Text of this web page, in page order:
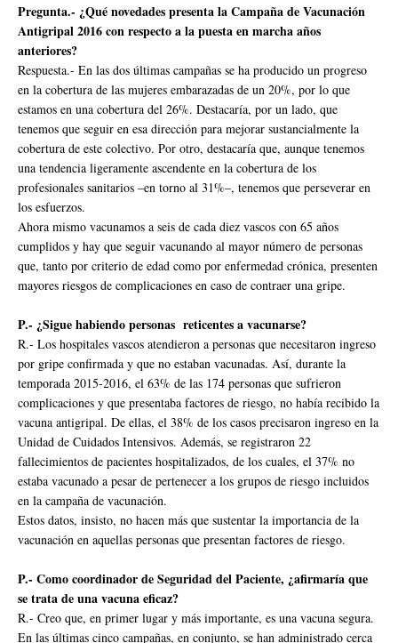
Pregunta.- ¿Qué novedades presenta la Campaña de Vacunación
Antigripal 2016 con respecto a la puesta en marcha años
anteriores?
Respuesta.- En las dos últimas campañas se ha producido un progreso
en la cobertura de las mujeres embarazadas de un 20%, por lo que
estamos en una cobertura del 26%. Destacaría, por un lado, que
tenemos que seguir en esa dirección para mejorar sustancialmente la
cobertura de este colectivo. Por otro, destacaría que, aunque tenemos
una tendencia ligeramente ascendente en la cobertura de los
profesionales sanitarios –en torno al 31%–, tenemos que perseverar en
los esfuerzos.
Ahora mismo vacunamos a seis de cada diez vascos con 65 años
cumplidos y hay que seguir vacunando al mayor número de personas
que, tanto por criterio de edad como por enfermedad crónica, presenten
mayores riesgos de complicaciones en caso de contraer una gripe.
P.- ¿Sigue habiendo personas reticentes a vacunarse?
R.- Los hospitales vascos atendieron a personas que necesitaron ingreso
por gripe confirmada y que no estaban vacunadas. Así, durante la
temporada 2015-2016, el 63% de las 174 personas que sufrieron
complicaciones y que presentaba factores de riesgo, no había recibido la
vacuna antigripal. De ellas, el 38% de los casos precisaron ingreso en la
Unidad de Cuidados Intensivos. Además, se registraron 22
fallecimientos de pacientes hospitalizados, de los cuales, el 37% no
estaba vacunado a pesar de pertenecer a los grupos de riesgo incluidos
en la campaña de vacunación.
Estos datos, insisto, no hacen más que sustentar la importancia de la
vacunación en aquellas personas que presentan factores de riesgo.
P.- Como coordinador de Seguridad del Paciente, ¿afirmaría que
se trata de una vacuna eficaz?
R.- Creo que, en primer lugar y más importante, es una vacuna segura.
En las últimas cinco campañas, en conjunto, se han administrado cerca